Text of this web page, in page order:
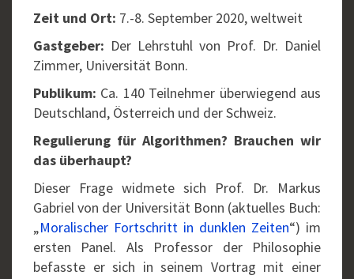
Zeit und Ort: 7.-8. September 2020, weltweit
Gastgeber: Der Lehrstuhl von Prof. Dr. Daniel
Zimmer, Universität Bonn.
Publikum: Ca. 140 Teilnehmer überwiegend aus
Deutschland, Österreich und der Schweiz.
Regulierung für Algorithmen? Brauchen wir
das überhaupt?
Dieser Frage widmete sich Prof. Dr. Markus
Gabriel von der Universität Bonn (aktuelles Buch:
„Moralischer Fortschritt in dunklen Zeiten“) im
ersten Panel. Als Professor der Philosophie
befasste er sich in seinem Vortrag mit einer